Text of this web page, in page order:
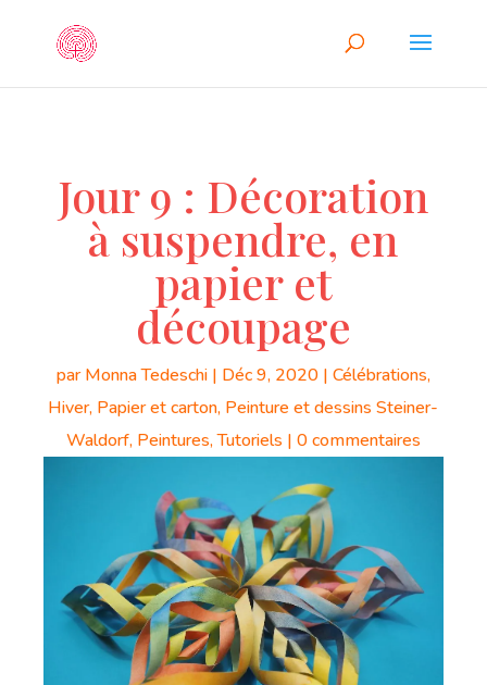
Jour 9 : Décoration
à suspendre, en
papier et
découpage
parMonna Tedeschi| Déc 9, 2020| Célébrations,
Hiver, Papier et carton, Peinture et dessins Steiner-
Waldorf, Peintures,Tutoriels | 0 commentaires